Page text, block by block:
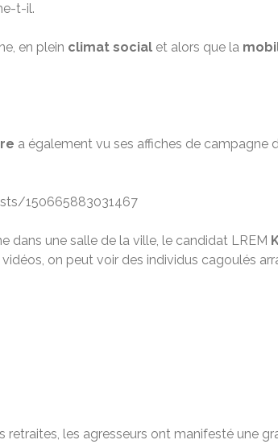
t-il.
en plein climat social et alors que la
a également vu ses affiches de campagne
150665883031467
dans une salle de la ville, le candidat LREM
on peut voir des individus cagoulés
les agresseurs ont manifesté une